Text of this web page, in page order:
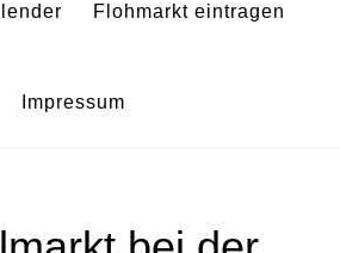
Flohmarkt eintragen
Impressum